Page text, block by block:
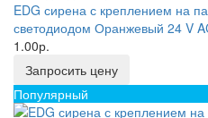
EDG сирена с креплением на
светодиодом Оранжевый 24 V
1.00р.
Запросить цену
Популярный